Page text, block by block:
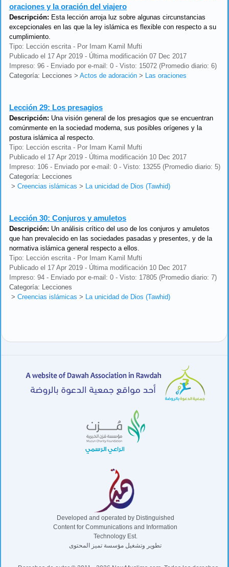
oraciones y la oración del viajero
Descripción: Esta lección arroja luz sobre algunas circunstancias
excepcionales en las que la ley islámica es flexible con respecto a su
cumplimiento.
Tipo: Lección escrita - Por Imam Kamil Mufti
Publicado el 17 Apr 2019 - Última modificación 07 Dec 2017
Impreso: 96 - Enviado por e-mail: 0 - Visto: 15072 (Promedio diario: 6)
Categoría: Lecciones > Actos de adoración > Las oraciones
Lección 29: Los presagios
Descripción: Una visión general de los presagios que se encuentran
comúnmente en la sociedad moderna, sus posibles orígenes y la
postura islámica al respecto.
Tipo: Lección escrita - Por Imam Kamil Mufti
Publicado el 17 Apr 2019 - Última modificación 10 Dec 2017
Impreso: 106 - Enviado por e-mail: 0 - Visto: 13255 (Promedio diario: 5)
Categoría: Lecciones
> Creencias islámicas > La unicidad de Dios (Tawhid)
Lección 30: Conjuros y amuletos
Descripción: Un análisis crítico del uso de los conjuros y amuletos
que han prevalecido en las sociedades pasadas y presentes, y de la
normativa islámica general respecto a ellos.
Tipo: Lección escrita - Por Imam Kamil Mufti
Publicado el 17 Apr 2019 - Última modificación 10 Dec 2017
Impreso: 94 - Enviado por e-mail: 0 - Visto: 17805 (Promedio diario: 7)
Categoría: Lecciones
> Creencias islámicas > La unicidad de Dios (Tawhid)
Developed and operated by Distinguished
Content for Communications and Information
Technology Est.
تطوير وتشغيل مؤسسة تميز المحتوى